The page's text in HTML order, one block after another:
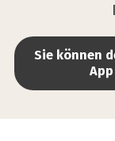
Sie können